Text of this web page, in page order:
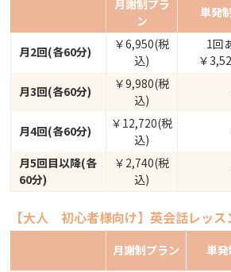
月謝制プラ
ン
単発
月2回(各60分)
￥6,950(税
込)
1回
￥
月3回(各60分)
￥9,980(税
込)
月4回(各60分)
￥12,720(税
込)
月5回目以降(各
60分)
￥2,740(税
込)
【大人 初心者様向け】英会話レッス
月謝制プラン 単